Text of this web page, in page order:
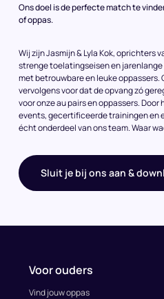
Ons doel is de perfecte match te
of oppas.
Wij zijn Jasmijn & Lyla Kok, oprichters
strenge toelatingseisen en
met betrouwbare en leuke oppassers.
vervolgens voor dat de opvang zó
voor onze au pairs en oppassers.
events, gecertificeerde trainingen en
écht onderdeel van ons team. Waar
Sluit je bij ons aan &
Voor ouders
Vind jouw oppas